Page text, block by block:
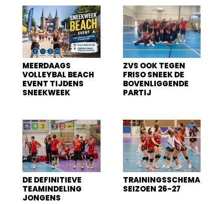
MEERDAAGS
VOLLEYBAL BEACH
EVENT TIJDENS
SNEEKWEEK
ZVS OOK TEGEN
FRISO SNEEK DE
BOVENLIGGENDE
PARTIJ
DE DEFINITIEVE
TEAMINDELING
JONGENS
TRAININGSSCHEMA
SEIZOEN 26-27